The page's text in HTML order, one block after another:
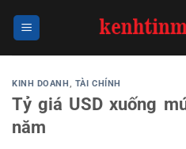
KINH DOANH, TÀI CHÍNH
Tỷ giá USD xuống
năm